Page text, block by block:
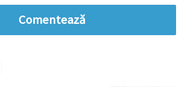
Comentează